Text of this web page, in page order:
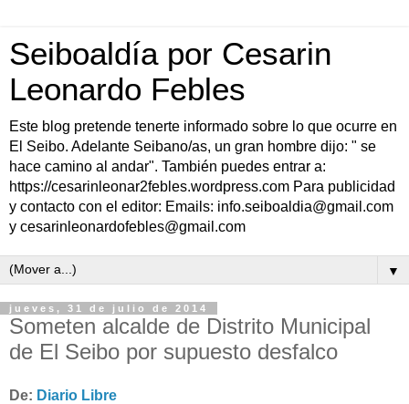
Seiboaldía por Cesarin
Leonardo Febles
Este blog pretende tenerte informado sobre lo que ocurre en
El Seibo. Adelante Seibano/as, un gran hombre dijo: " se
hace camino al andar". También puedes entrar a:
https://cesarinleonar2febles.wordpress.com Para publicidad
y contacto con el editor: Emails: info.seiboaldia@gmail.com
y cesarinleonardofebles@gmail.com
▼
jueves, 31 de julio de 2014
Someten alcalde de Distrito Municipal
de El Seibo por supuesto desfalco
De: Diario Libre